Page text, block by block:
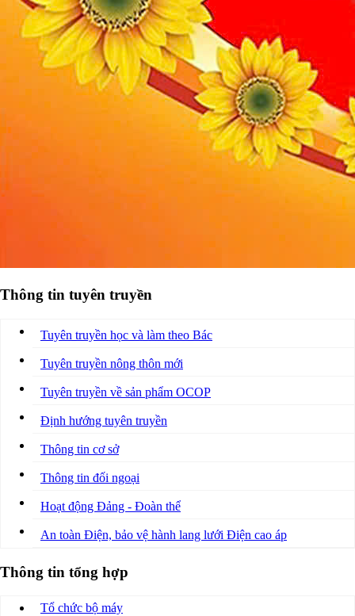
Thông tin tuyên truyền
Tuyên truyền học và làm theo Bác
Tuyên truyền nông thôn mới
Tuyên truyền về sản phẩm OCOP
Định hướng tuyên truyền
Thông tin cơ sở
Thông tin đối ngoại
Hoạt động Đảng - Đoàn thể
An toàn Điện, bảo vệ hành lang lưới Điện cao áp
Thông tin tổng hợp
Tổ chức bộ máy